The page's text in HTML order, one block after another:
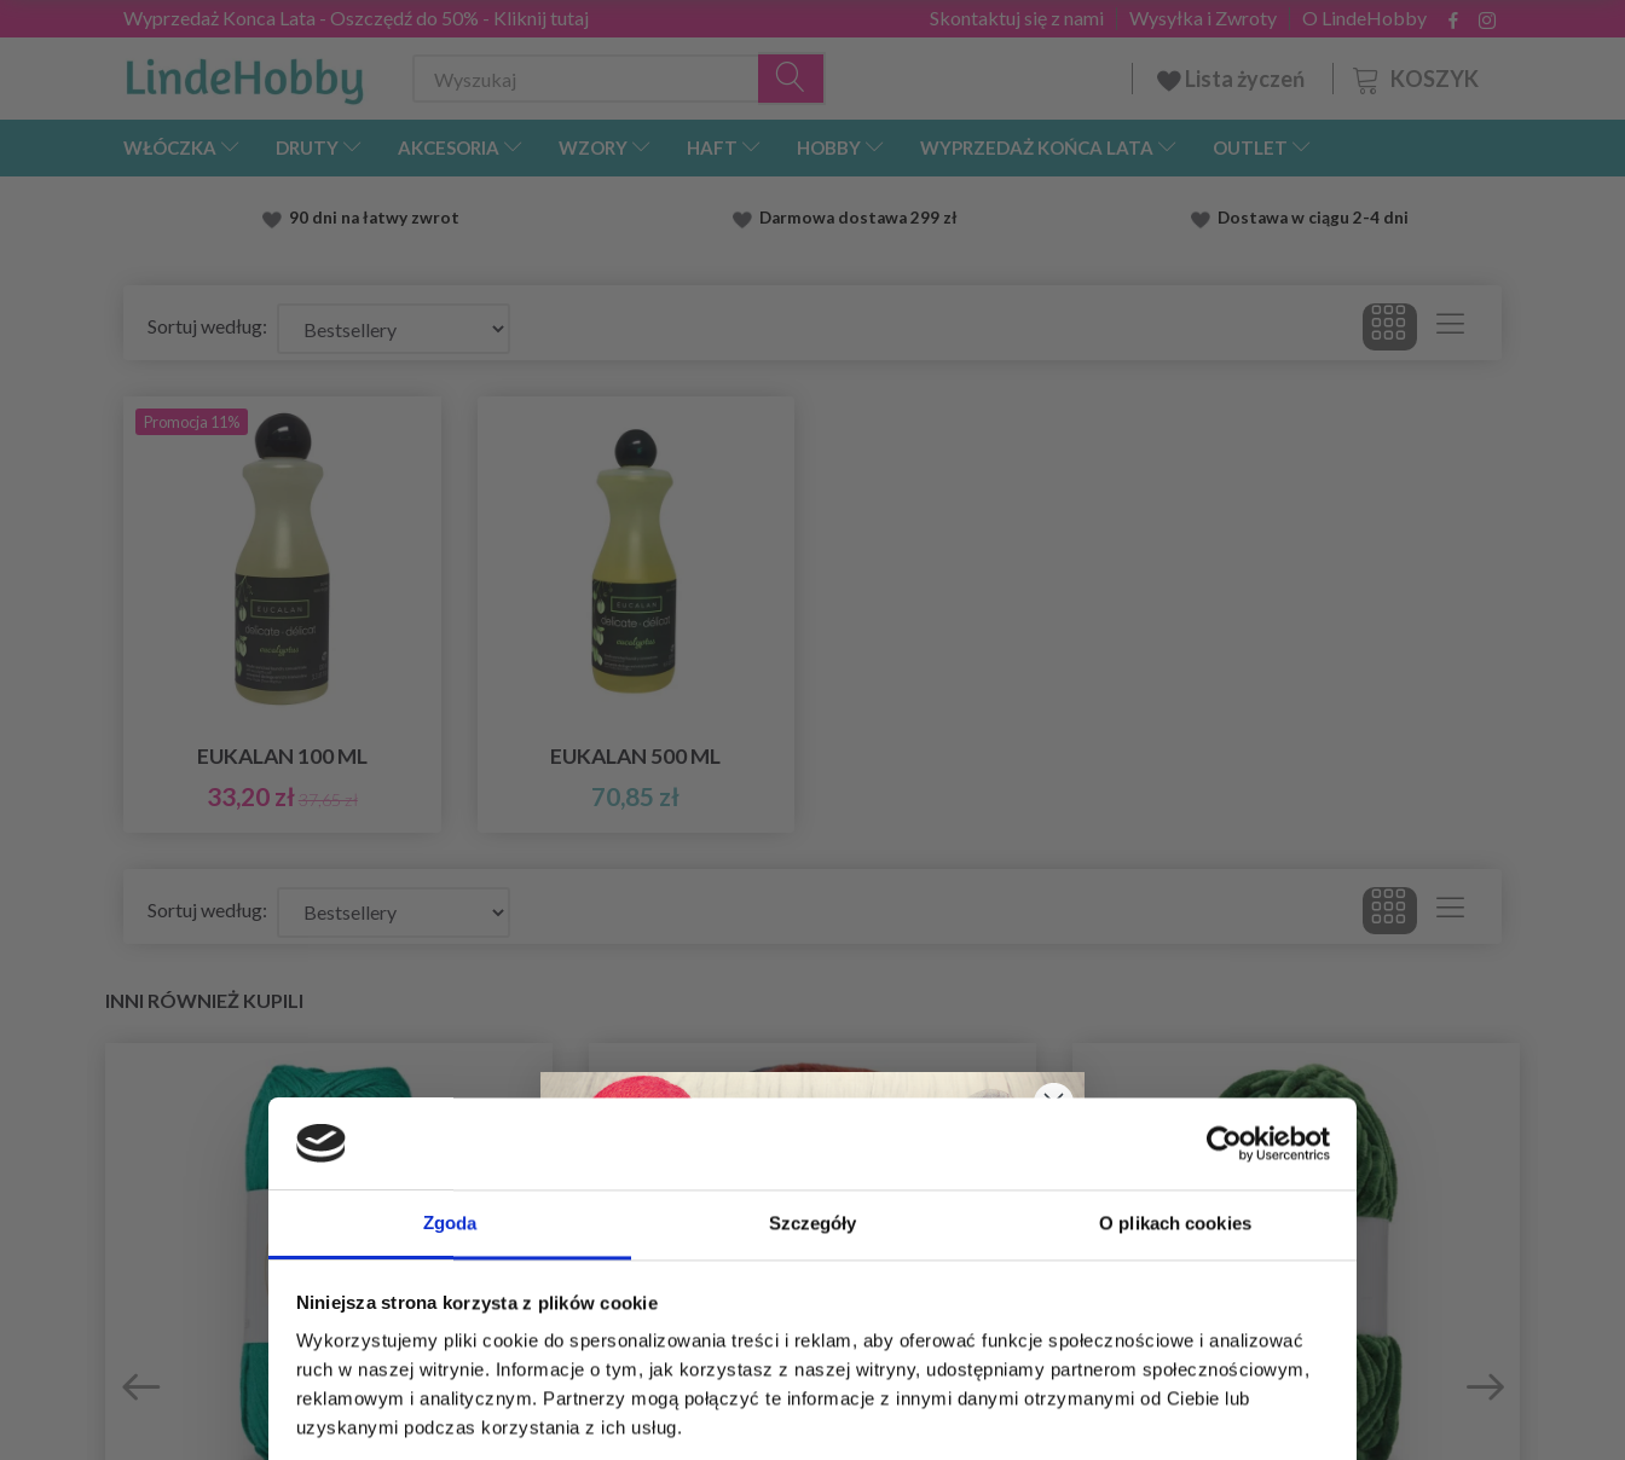
Zgoda Szczegóły O plikach cookies
Niniejsza strona korzysta z plików cookie
Wykorzystujemy pliki cookie do spersonalizowania treści i reklam, aby oferować funkcje społecznościowe i analizować
ruch w naszej witrynie. Informacje o tym, jak korzystasz z naszej witryny, udostępniamy partnerom społecznościowym,
reklamowym i analitycznym. Partnerzy mogą połączyć te informacje z innymi danymi otrzymanymi od Ciebie lub
uzyskanymi podczas korzystania z ich usług.
Wyprzedaż Konca Lata - Oszczędź do 50% - Kliknij tutaj O LindeHobby
Wysyłka i Zwroty
Skontaktuj się z nami
KOSZYK
Lista życzeń
WŁÓCZKA DRUTY AKCESORIA WZORY HAFT HOBBY WYPRZEDAŻ KOŃCA LATA OUTLET
90 dni na łatwy zwrot Darmowa dostawa299 zł Dostawaw ciągu 2-4 dni
Sortuj według:
Promocja 11%
EUKALAN 100 ML
33,20 zł37,65 zł
EUKALAN 500 ML
70,85 zł
Sortuj według:
INNI RÓWNIEŻ KUPILI
Oszczędź nawet do 50%
Stań się częścią naszej społeczności
miłośników włóczek i uzyskaj wyłączny
dostęp do inspirujących wzorów na druty i